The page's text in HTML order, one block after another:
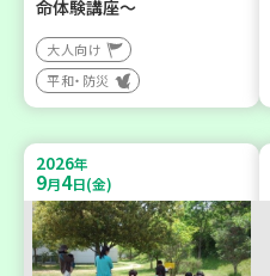
命体験講座～
大人向け
平和・防災
2026年
9月4日(金)